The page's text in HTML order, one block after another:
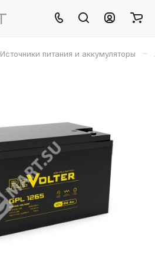
Источники питания и аккумуляторы –